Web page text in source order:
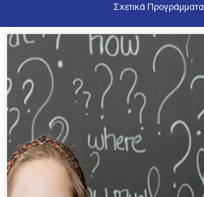
Σχετικά Προγράμματα